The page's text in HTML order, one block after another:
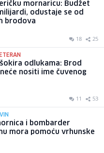
mornaricu: Budžet
odustaje se od
brodova
18 25
odlukama: Brod
nositi ime čuvenog
11 53
i bombarder
mora pomoću vrhunske